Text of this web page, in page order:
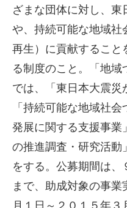
ざまな団体に対し、
や、持続可能な地域
再生）に貢献するこ
る制度のこと。「地
では、「東日本大震災
「持続可能な地域社
発展に関する支援事
の推進調査・研究活
をする。公募期間は
まで、助成対象の事
月１日～２０１５年